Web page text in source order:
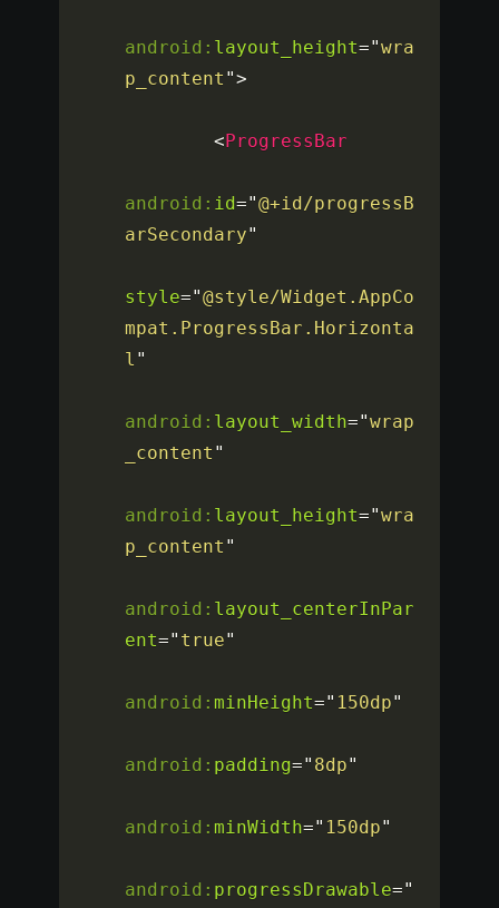
android: layout_height="wra
p_content ">
< ProgressBar
android: id="@+id/progressB
arSecondary"
style="@style/Widget.AppCo
mpat.ProgressBar.Horizonta
l "
android: layout_width="wrap
_content "
android: layout_height="wra
p_content "
android: layout_centerInPar
ent=" true"
android:minHeight=" 150dp"
android: padding=" 8dp"
android:minWidth=" 150dp"
android: progressDrawable="